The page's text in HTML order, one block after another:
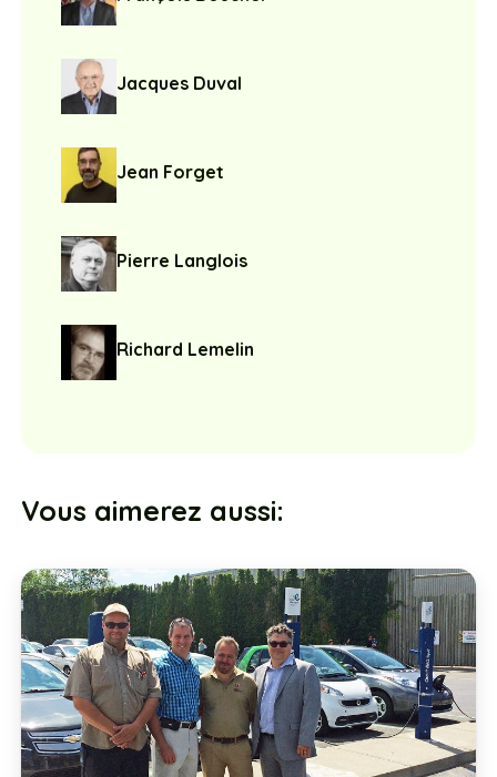
Jacques Duval
Jean Forget
Pierre Langlois
Richard Lemelin
Vous aimerez aussi: